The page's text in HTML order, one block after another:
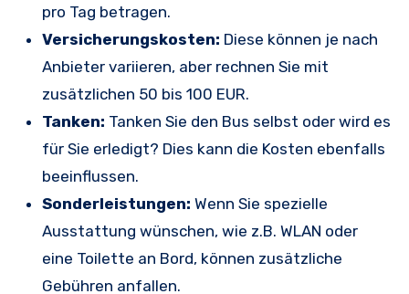
pro Tag betragen.
Versicherungskosten: Diese können je nach
Anbieter variieren, aber rechnen Sie mit
zusätzlichen 50 bis 100 EUR.
Tanken: Tanken Sie den Bus selbst oder wird es
für Sie erledigt? Dies kann die Kosten ebenfalls
beeinflussen.
Sonderleistungen: Wenn Sie spezielle
Ausstattung wünschen, wie z.B. WLAN oder
eine Toilette an Bord, können zusätzliche
Gebühren anfallen.